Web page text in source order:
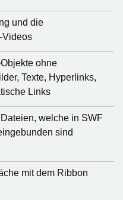
und die
Videos
ohne
Texte, Hyperlinks,
Links
welche in SWF
sind
mit dem Ribbon